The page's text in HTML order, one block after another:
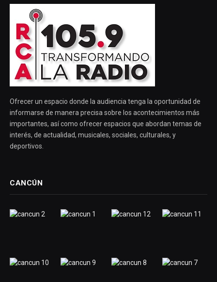
Ofrecer un espacio donde la audiencia tenga la oportunidad de
informarse de manera precisa sobre los acontecimientos más
importantes, así como ofrecer espacios que abordan temas de
interés, de actualidad, musicales, sociales, culturales, y
deportivos.
CANCÚN